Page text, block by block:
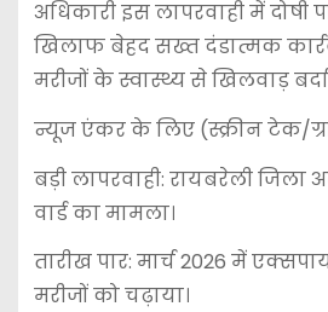
अधिकारी इस लापरवाही में दोषी
खिलाफ बेहद सख्त दंडात्मक
मरीजों के स्वास्थ्य से खिलवाड़
​न्यूज एंकर के लिए (स्क्रीन टेक/
​बड़ी लापरवाही: रायबरेली
वार्ड का मामला।
​तारीख पार: मार्च 2026 में
मरीजों को चढ़ाया।